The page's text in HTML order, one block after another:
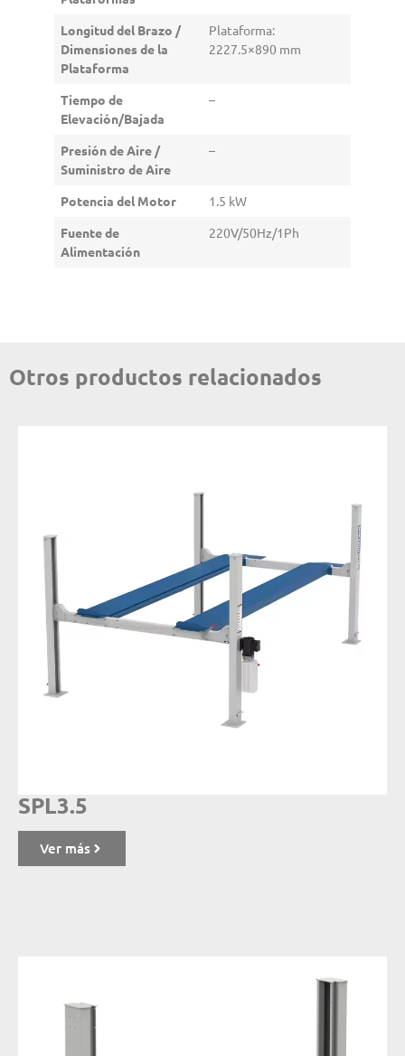
Longitud del Brazo /
Dimensiones de la
Plataforma
Plataforma:
2227.5×890 mm
Tiempo de
Elevación/Bajada
–
Presión de Aire /
Suministro de Aire
–
Potencia del Motor
1.5 kW
Fuente de
Alimentación
220V/50Hz/1Ph
Otros productos relacionados
SPL3.5
Ver más